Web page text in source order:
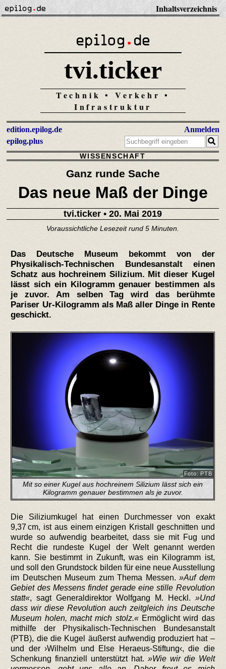
Inhaltsverzeichnis
tvi.ticker
Technik • Verkehr •
Infrastruktur
edition.epilog.de
epilog.plus
Anmelden
WISSENSCHAFT
Ganz runde Sache
Das neue Maß der Dinge
tvi.ticker • 20. Mai 2019
Voraussichtliche Lesezeit rund 5 Minuten.
Das Deutsche Museum bekommt von der
Physikalisch-Technischen Bundesanstalt einen
Schatz aus hochreinem Silizium. Mit dieser Kugel
lässt sich ein Kilogramm genauer bestimmen als
je zuvor. Am selben Tag wird das berühmte
Pariser Ur-Kilogramm als Maß aller Dinge in Rente
geschickt.
Foto: PTB
Mit so einer Kugel aus hochreinem Silizium lässt sich ein
Kilogramm genauer bestimmen als je zuvor.
Die Siliziumkugel hat einen Durchmesser von exakt
9,37 cm, ist aus einem einzigen Kristall geschnitten und
wurde so aufwendig bearbeitet, dass sie mit Fug und
Recht die rundeste Kugel der Welt genannt werden
kann. Sie bestimmt in Zukunft, was ein Kilogramm ist,
und soll den Grundstock bilden für eine neue Ausstellung
im Deutschen Museum zum Thema Messen. Auf dem
Gebiet des Messens findet gerade eine stille Revolution
statt , sagt Generaldirektor Wolfgang M. Heckl.
Und
dass wir diese Revolution auch zeitgleich ins Deutsche
Museum holen, macht mich stolz. Ermöglicht wird das
mithilfe der Physikalisch-Technischen Bundesanstalt
(PTB), die die Kugel äußerst aufwendig produziert hat –
und der ›Wilhelm und Else Heraeus-Stiftung‹, die die
Schenkung finanziell unterstützt hat.
Wie wir die Welt